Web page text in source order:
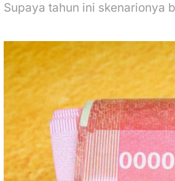
Supaya tahun ini skenarionya